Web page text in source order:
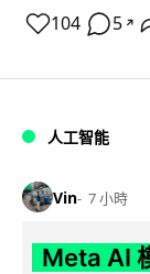
104 5 ↗
人工智能
Vin 7 小時
Meta AI